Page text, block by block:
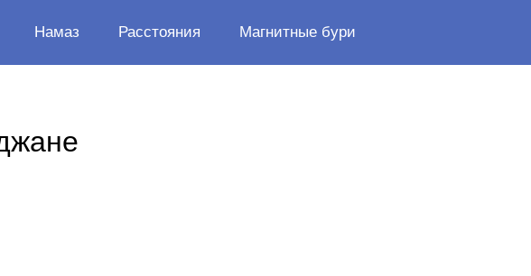
Намаз Расстояния Магнитные бури